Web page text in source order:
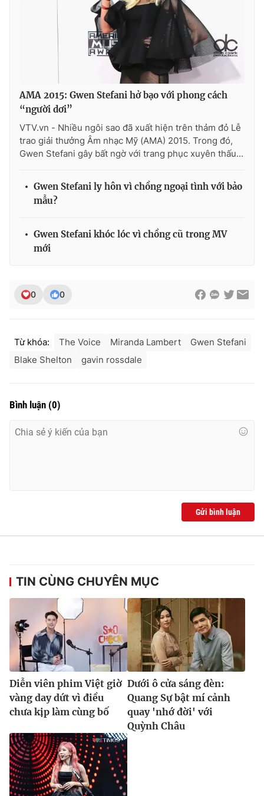
Ðiện thoại Thời báo VTV:024.66 897 897
toasoan@vtv.vn
024-7300.7108
® Cấm sao chép dưới mọi hình thức nếu không có sự chấp
thông tin từ website này.
AMA 2015: Gwen Stefani hở bạo với phong cách
“người dơi”
VTV.vn - Nhiều ngôi sao đã xuất hiện trên thảm đỏ Lễ
trao giải thưởng Âm nhạc Mỹ (AMA) 2015. Trong đó,
Gwen Stefani gây bất ngờ với trang phục xuyên thấu...
Gwen Stefani ly hôn vì chồng ngoại tình với bảo
mẫu?
Gwen Stefani khóc lóc vì chồng cũ trong MV
mới
0 0
Từ khóa: The Voice Miranda Lambert
Gwen Stefani
Blake Shelton
gavin rossdale
Bình luận (0)
Gửi bình luận
TIN CÙNG CHUYÊN MỤC
Diễn viên phim Việt giờ
vàng day dứt vì điều
chưa kịp làm cùng bố
Dưới ô cửa sáng đèn:
Quang Sự bật mí cảnh
quay 'nhớ đời' với
Quỳnh Châu